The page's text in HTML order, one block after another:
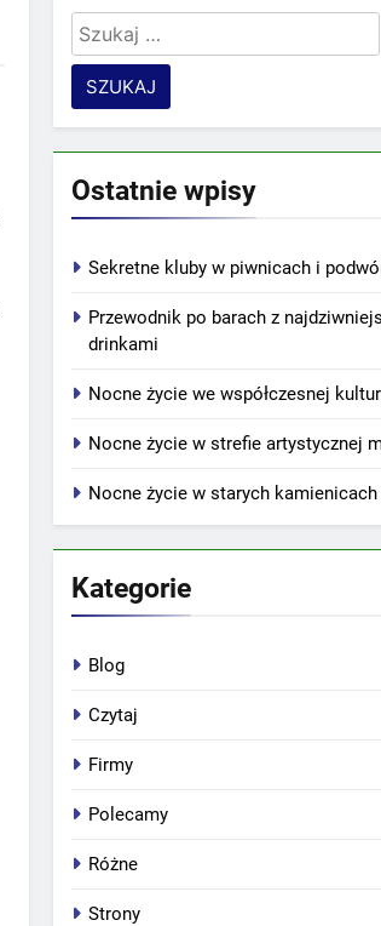
Szukaj:
Ostatnie wpisy
Sekretne kluby w piwnicach i
Przewodnik po barach z
drinkami
Nocne życie we współczesnej
Nocne życie w strefie artystycznej
Nocne życie w starych kamienicach
Kategorie
Blog
Czytaj
Firmy
Polecamy
Różne
Strony